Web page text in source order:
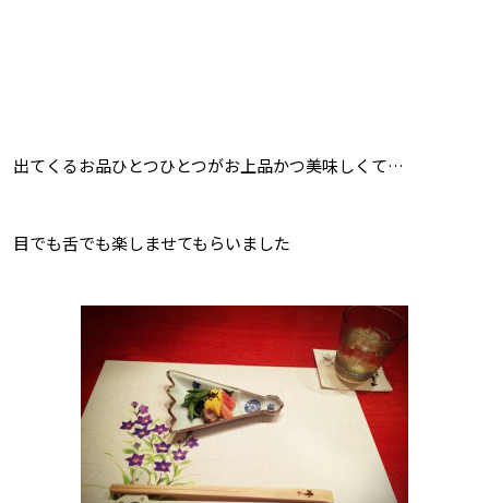
出てくるお品ひとつひとつがお上品かつ美味しくて…
目でも舌でも楽しませてもらいました